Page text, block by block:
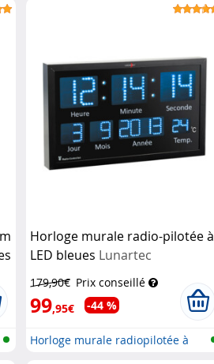
Horloge murale radio-pilotée à
LED bleues Lunartec
179,90€ Prix conseillé
99,95€ -44 %
Horloge murale radiopilotée à